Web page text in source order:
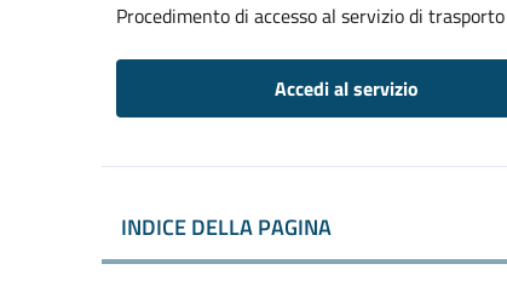
Procedimento di accesso al servizio di
Accedi al servizio
INDICE DELLA PAGINA